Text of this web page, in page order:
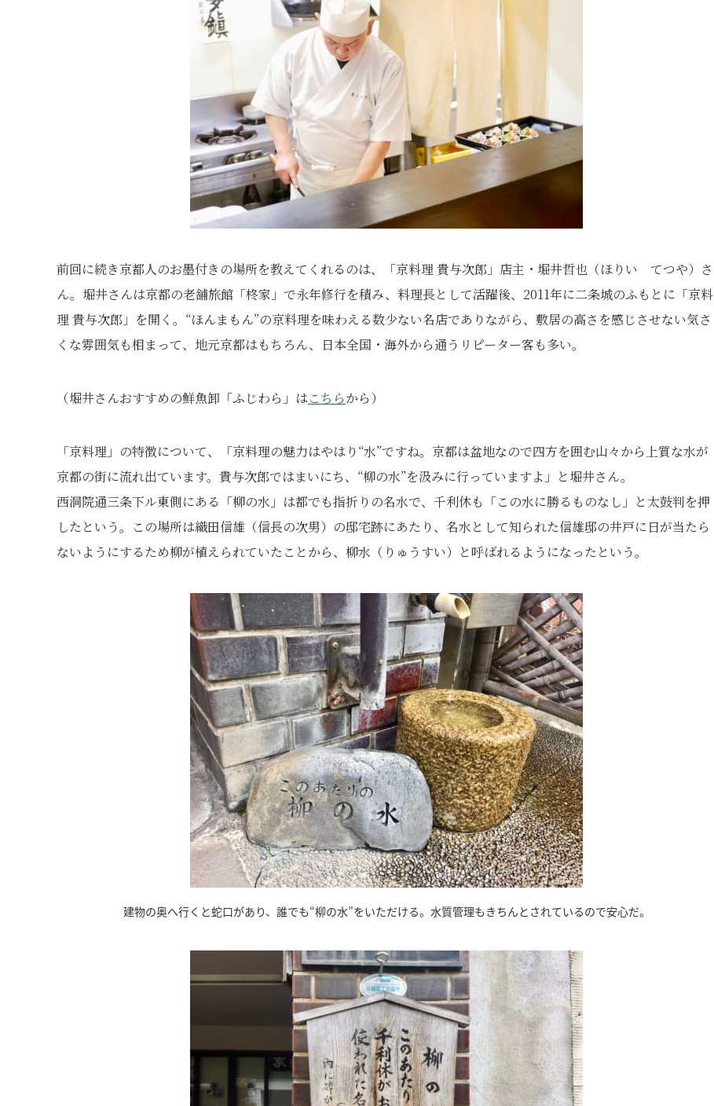
前回に続き京都人のお墨付きの場所を教えてくれるのは、「京料理 貴与次郎」店主・堀井哲也（ほりい てつや）さ
ん。堀井さんは京都の老舗旅館「柊家」で永年修行を積み、料理長として活躍後、2011年に二条城のふもとに「京料
理 貴与次郎」を開く。“ほんまもん”の京料理を味わえる数少ない名店でありながら、敷居の高さを感じさせない気さ
くな雰囲気も相まって、地元京都はもちろん、日本全国・海外から通うリピーター客も多い。
（堀井さんおすすめの鮮魚卸「ふじわら」はこちらから）
「京料理」の特徴について、「京料理の魅力はやはり“水”ですね。京都は盆地なので四方を囲む山々から上質な水が
京都の街に流れ出ています。貴与次郎ではまいにち、“柳の水”を汲みに行っていますよ」と堀井さん。
西洞院通三条下ル東側にある「柳の水」は都でも指折りの名水で、千利休も「この水に勝るものなし」と太鼓判を押
したという。この場所は織田信雄（信長の次男）の邸宅跡にあたり、名水として知られた信雄邸の井戸に日が当たら
ないようにするため柳が植えられていたことから、柳水（りゅうすい）と呼ばれるようになったという。
建物の奥へ行くと蛇口があり、誰でも“柳の水”をいただける。水質管理もきちんとされているので安心だ。